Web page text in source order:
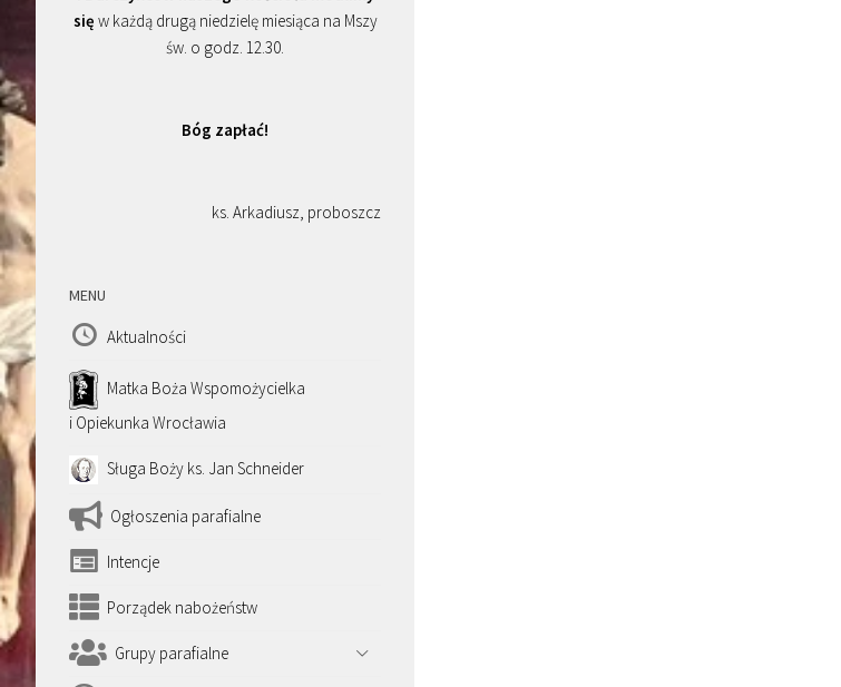
się w każdą drugą niedzielę miesiąca na Mszy
św. o godz. 12.30.
Bóg zapłać!
ks. Arkadiusz, proboszcz
MENU
Aktualności
Matka Boża Wspomożycielka
i Opiekunka Wrocławia
Sługa Boży ks. Jan Schneider
Ogłoszenia parafialne
Intencje
Porządek nabożeństw
Grupy parafialne